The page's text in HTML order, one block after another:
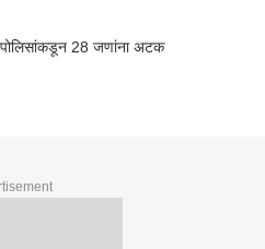
पोलिसांकडून 28 जणांना अटक